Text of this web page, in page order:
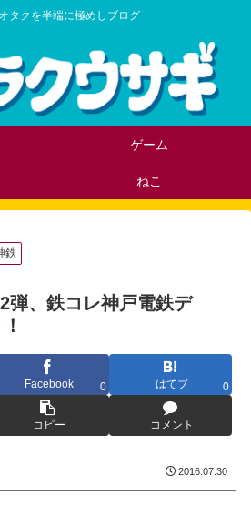
タクを半端に極めしブログ
ゲーム
ねこ
鉄
弾、鉄コレ神戸電鉄デ
Facebook 0 はてブ 0
コピー コメント
2016.07.30